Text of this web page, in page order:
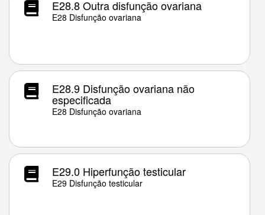
E28.8 Outra disfunção ovariana
E28 Disfunção ovariana
E28.9 Disfunção ovariana não
especificada
E28 Disfunção ovariana
E29.0 Hiperfunção testicular
E29 Disfunção testicular